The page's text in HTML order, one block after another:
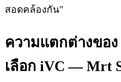
สอดคล้องกัน"
ความแตกต่างขอ
เลือก iVC — Mrt